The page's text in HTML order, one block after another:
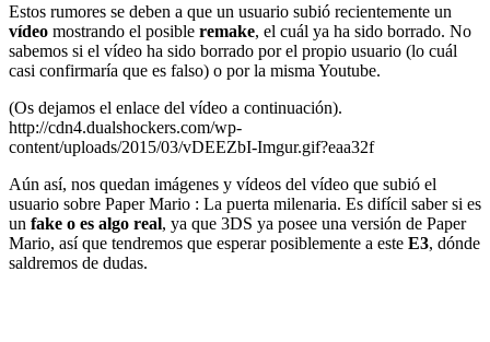
Estos rumores se deben a que un usuario subió recientemente un
vídeo mostrando el posible remake, el cuál ya ha sido borrado. No
sabemos si el vídeo ha sido borrado por el propio usuario (lo cuál
casi confirmaría que es falso) o por la misma Youtube.
(Os dejamos el enlace del vídeo a continuación).
http://cdn4.dualshockers.com/wp-
content/uploads/2015/03/vDEEZbI-Imgur.gif?eaa32f
Aún así, nos quedan imágenes y vídeos del vídeo que subió el
usuario sobre Paper Mario : La puerta milenaria. Es difícil saber si es
un fake o es algo real, ya que 3DS ya posee una versión de Paper
Mario, así que tendremos que esperar posiblemente a este E3, dónde
saldremos de dudas.